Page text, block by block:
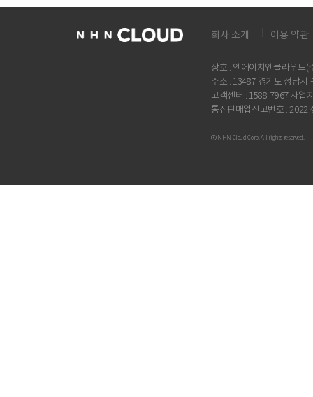
회사 소개 이용 약관
상호 : 엔에이치엔클라우드(
주소 : 13487 경기도 성남
고객센터 : 1588-7967 사업
통신판매업신고번호 :
ⓒ NHN Cloud Corp. All rights reserved.